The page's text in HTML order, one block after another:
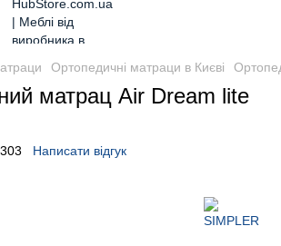
Ортопедичні матраци в Києві
матрац Air Dream lite
Написати відгук